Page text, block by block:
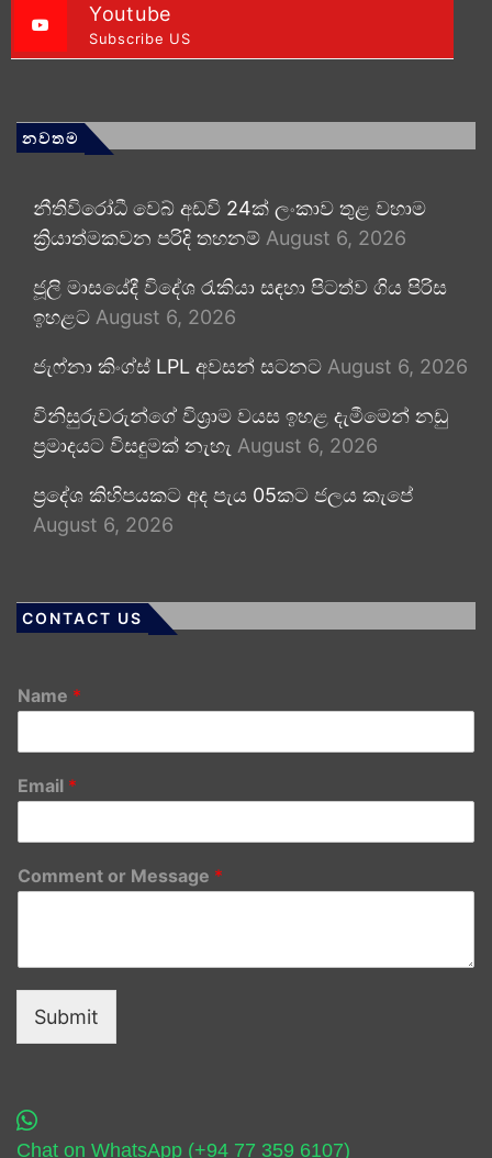
Youtube
Subscribe US
නවතම
නීතිවිරෝධී වෙබ් අඩවි 24ක් ලංකාව තුළ වහාම
ක්‍රියාත්මකවන පරිදි තහනම් August 6, 2026
ජූලි මාසයේදී විදේශ රැකියා සඳහා පිටත්ව ගිය පිරිස
ඉහළට August 6, 2026
ජැෆ්නා කිංග්ස් LPL අවසන් සටනට August 6, 2026
විනිසුරුවරුන්ගේ විශ්‍රාම වයස ඉහළ දැමීමෙන් නඩු
ප්‍රමාදයට විසඳුමක් නැහැ August 6, 2026
ප්‍රදේශ කිහිපයකට අද පැය 05කට ජලය කැපේ
August 6, 2026
CONTACT US
Name *
Email *
Comment or Message *
Submit
Chat on WhatsApp (+94 77 359 6107)